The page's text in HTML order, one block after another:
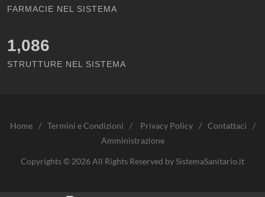
FARMACIE NEL SISTEMA
1,086
STRUTTURE NEL SISTEMA
Home / Termini e Condizioni / Privacy Policy / Contattaci
/
Amministrazione
Copyrights © 2026 All Rights Reserved by SistemaSanitario.it